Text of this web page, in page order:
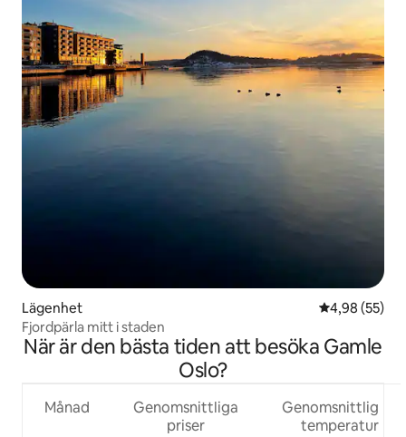
Lägenhet 4,98 av 5 i
4,98 (55)
Fjordpärla mitt i staden
När är den bästa tiden att besöka Gamle
Oslo?
Månad
Genomsnittliga
priser
Genomsnittlig
temperatur